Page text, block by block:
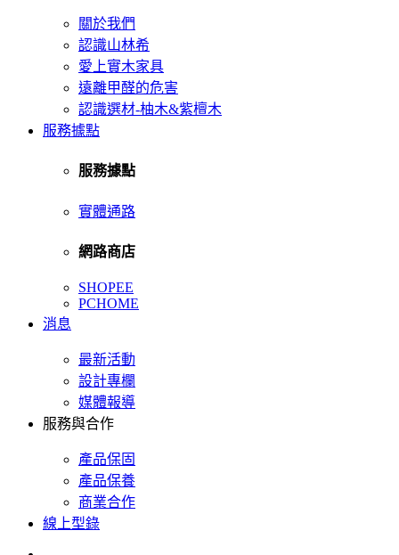
關於我們
認識山林希
愛上實木家具
遠離甲醛的危害
認識選材-柚木&紫檀木
服務據點
服務據點
實體通路
網路商店
SHOPEE
PCHOME
消息
最新活動
設計專欄
媒體報導
服務與合作
產品保固
產品保養
商業合作
線上型錄